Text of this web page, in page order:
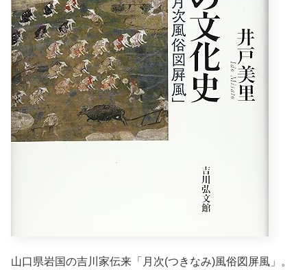
山口県岩国の吉川家伝来「月次(つきなみ)風俗図屏風」。